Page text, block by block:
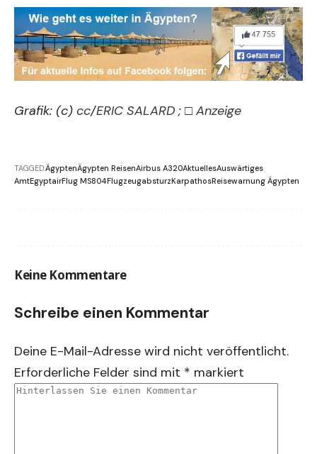
Grafik: (c) cc/ERIC SALARD ; □ Anzeige
TAGGED:ÄgyptenÄgypten ReisenAirbus A320AktuellesAuswärtiges
AmtEgyptairFlug MS804FlugzeugabsturzKarpathosReisewarnung Ägypten
Keine Kommentare
Schreibe einen Kommentar
Deine E-Mail-Adresse wird nicht veröffentlicht.
Erforderliche Felder sind mit * markiert